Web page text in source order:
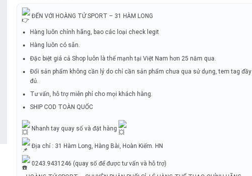
ĐẾN VỚI HOÀNG TỬ SPORT – 31 HÀM LONG
Hàng luôn chính hãng, bao các loại check legit
Hàng luôn có sẵn.
Đặc biệt giá cả Shop luôn là thế mạnh tại Việt Nam hơn 25 năm qua.
Đổi sản phẩm không cần lý do chỉ cần sản phẩm chưa qua sử dụng, tem tag đầy
đủ.
Tư vấn, hỗ trợ miễn phí cho mọi khách hàng.
SHIP COD TOÀN QUỐC
Nhanh tay quay số và đặt hàng
Địa chỉ : 31 Hàm Long, Hàng Bài, Hoàn Kiếm. HN
0243.9431246 (quay số để được tư vấn và hỗ trợ)